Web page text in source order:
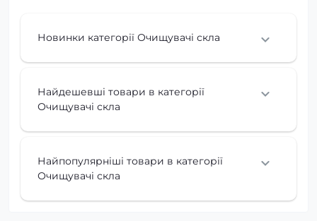
Новинки категорії Очищувачі скла
Найдешевші товари в категорії
Очищувачі скла
Найпопулярніші товари в категорії
Очищувачі скла